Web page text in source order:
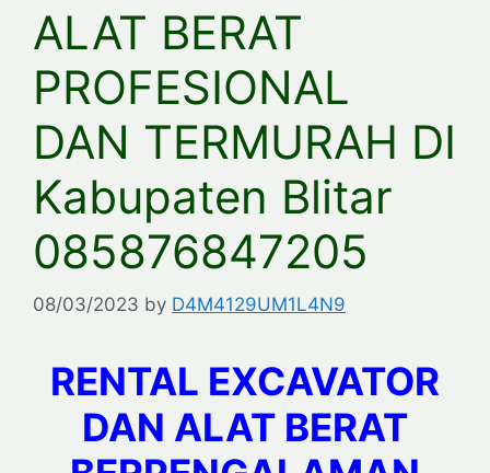
ALAT BERAT
PROFESIONAL
DAN TERMURAH DI
Kabupaten Blitar
085876847205
08/03/2023 by D4M4129UM1L4N9
RENTAL EXCAVATOR
DAN ALAT BERAT